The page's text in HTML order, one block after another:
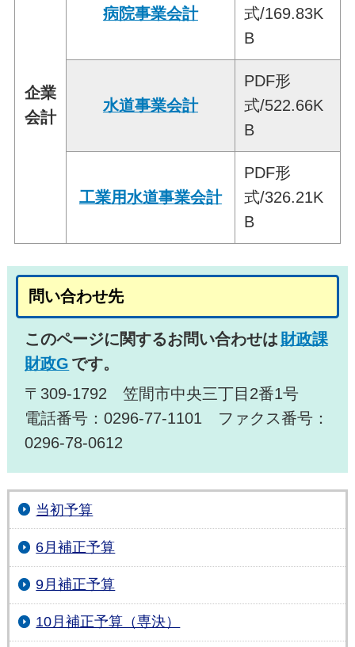
企業
会計
病院事業会計
式/169.83K
B
水道事業会計
PDF形
式/522.66K
B
工業用水道事業会計
PDF形
式/326.21K
B
問い合わせ先
このページに関するお問い合わせは 財政課
財政G です。
〒309-1792 笠間市中央三丁目2番1号
電話番号：0296-77-1101 ファクス番号：
0296-78-0612
当初予算
6月補正予算
9月補正予算
10月補正予算（専決）